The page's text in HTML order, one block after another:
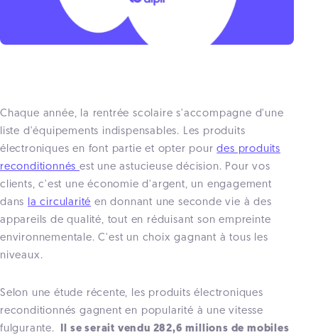
Chaque année, la rentrée scolaire s'accompagne d'une
liste d'équipements indispensables. Les produits
électroniques en font partie et opter pourdes produits
reconditionnésest une astucieuse décision. Pour vos
clients, c'est une économie d'argent, un engagement
dans la circularité en donnant une seconde vie à des
appareils de qualité, tout en réduisant son empreinte
environnementale. C'est un choix gagnant à tous les
niveaux.
Selon une étude récente, les produits électroniques
reconditionnés gagnent en popularité à une vitesse
fulgurante.
Il se serait vendu 282,6 millions de mobiles